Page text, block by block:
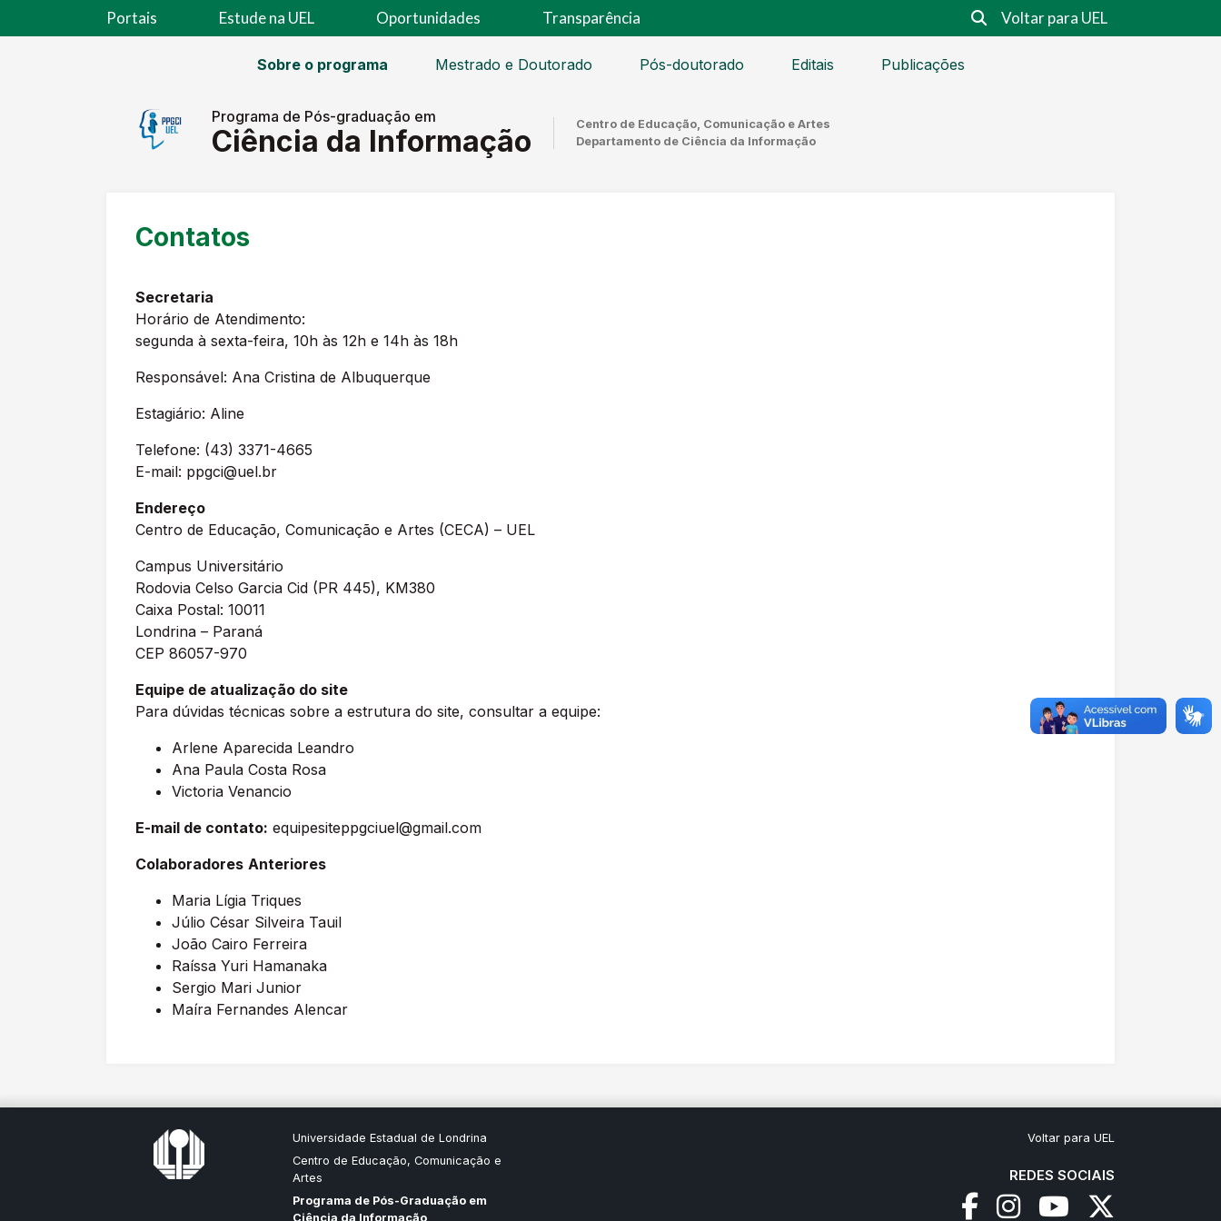
Portais Estude na UEL Oportunidades Transparência Voltar para UEL
Sobre o programa Mestrado e Doutorado Pós-doutorado Editais Publicações
Programa de Pós-graduação em
Ciência da Informação
Centro de Educação, Comunicação e Artes
Departamento de Ciência da Informação
Contatos
Secretaria
Horário de Atendimento:
segunda à sexta-feira, 10h às 12h e 14h às 18h
Responsável: Ana Cristina de Albuquerque
Estagiário: Aline
Telefone: (43) 3371-4665
E-mail: ppgci@uel.br
Endereço
Centro de Educação, Comunicação e Artes (CECA) – UEL
Campus Universitário
Rodovia Celso Garcia Cid (PR 445), KM380
Caixa Postal: 10011
Londrina – Paraná
CEP 86057-970
Equipe de atualização do site
Para dúvidas técnicas sobre a estrutura do site, consultar a equipe:
Arlene Aparecida Leandro
Ana Paula Costa Rosa
Victoria Venancio
E-mail de contato: equipesiteppgciuel@gmail.com
Colaboradores Anteriores
Maria Lígia Triques
Júlio César Silveira Tauil
João Cairo Ferreira
Raíssa Yuri Hamanaka
Sergio Mari Junior
Maíra Fernandes Alencar
Universidade Estadual de Londrina
Centro de Educação, Comunicação e
Artes
Programa de Pós-Graduação em
Ciência da Informação
Voltar para UEL
REDES SOCIAIS